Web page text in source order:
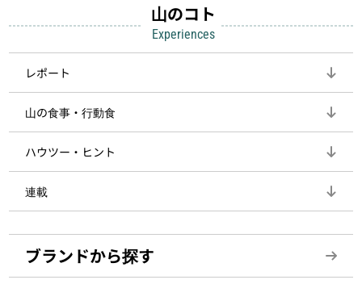
山のコト
Experiences
レポート
山の食事・行動食
ハウツー・ヒント
連載
ブランドから探す